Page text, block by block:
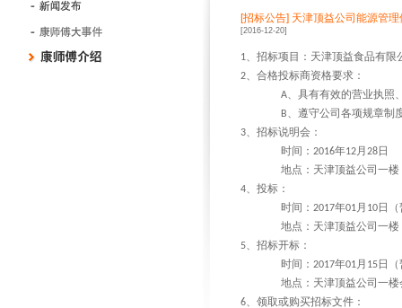
[招标公告] 天津顶益公司能源管
[2016-12-20]
1、招标项目：天津顶益食品有
2、合格投标商资格要求：
A、具有有效的营业执照
B、遵守公司各项规章制
3、招标说明会：
时间： 2016年12月 28日
地点：天津顶益公司一楼
4、投标：
时间： 2017年01月 10日
地点：天津顶益公司一楼
5、招标开标：
时间： 2017年01月 15日
地点：天津顶益公司一楼
6、领取或购买招标文件：